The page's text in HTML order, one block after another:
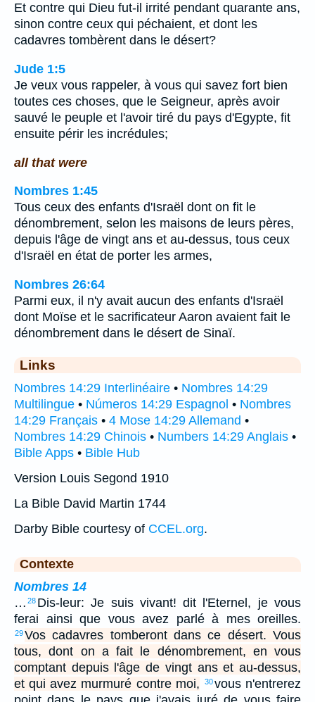
Et contre qui Dieu fut-il irrité pendant quarante ans,
sinon contre ceux qui péchaient, et dont les
cadavres tombèrent dans le désert?
Jude 1:5
Je veux vous rappeler, à vous qui savez fort bien
toutes ces choses, que le Seigneur, après avoir
sauvé le peuple et l'avoir tiré du pays d'Egypte, fit
ensuite périr les incrédules;
all that were
Nombres 1:45
Tous ceux des enfants d'Israël dont on fit le
dénombrement, selon les maisons de leurs pères,
depuis l'âge de vingt ans et au-dessus, tous ceux
d'Israël en état de porter les armes,
Nombres 26:64
Parmi eux, il n'y avait aucun des enfants d'Israël
dont Moïse et le sacrificateur Aaron avaient fait le
dénombrement dans le désert de Sinaï.
Links
Nombres 14:29 Interlinéaire • Nombres 14:29
Multilingue • Números 14:29 Espagnol • Nombres
14:29 Français • 4 Mose 14:29 Allemand •
Nombres 14:29 Chinois • Numbers 14:29 Anglais •
Bible Apps • Bible Hub
Version Louis Segond 1910
La Bible David Martin 1744
Darby Bible courtesy of CCEL.org.
Contexte
Nombres 14
… 28 Dis-leur: Je suis vivant! dit l'Eternel, je vous
ferai ainsi que vous avez parlé à mes oreilles.
29Vos cadavres tomberont dans ce désert. Vous
tous, dont on a fait le dénombrement, en vous
comptant depuis l'âge de vingt ans et au-dessus,
et qui avez murmuré contre moi,
30vous n'entrerez